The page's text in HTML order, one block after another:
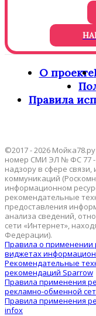
О проекте
Правила
©2017 - 2026
номер СМИ ЭЛ № ФС 77 -
надзору в сфере
коммуникаций
информационном
рекомендательные
предоставления
анализа сведений,
сети «Интернет»,
Федерации).
Правила о применении
виджетах
Рекомендательные
рекомендаций Sparrow
Правила применения
рекламно-обменной
Правила применения
infox